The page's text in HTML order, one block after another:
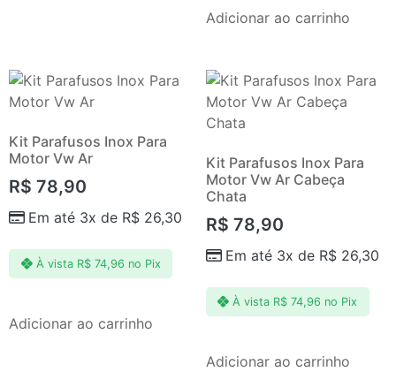
Adicionar ao carrinho
Kit Parafusos Inox Para
Motor Vw Ar
R$ 78,90
Em até 3x de R$ 26,30
À vista R$74,96 no Pix
Adicionar ao carrinho
Kit Parafusos Inox Para
Motor Vw Ar Cabeça
Chata
R$ 78,90
Em até 3x de R$26,30
À vista R$ 74,96 no Pix
Adicionar ao carrinho